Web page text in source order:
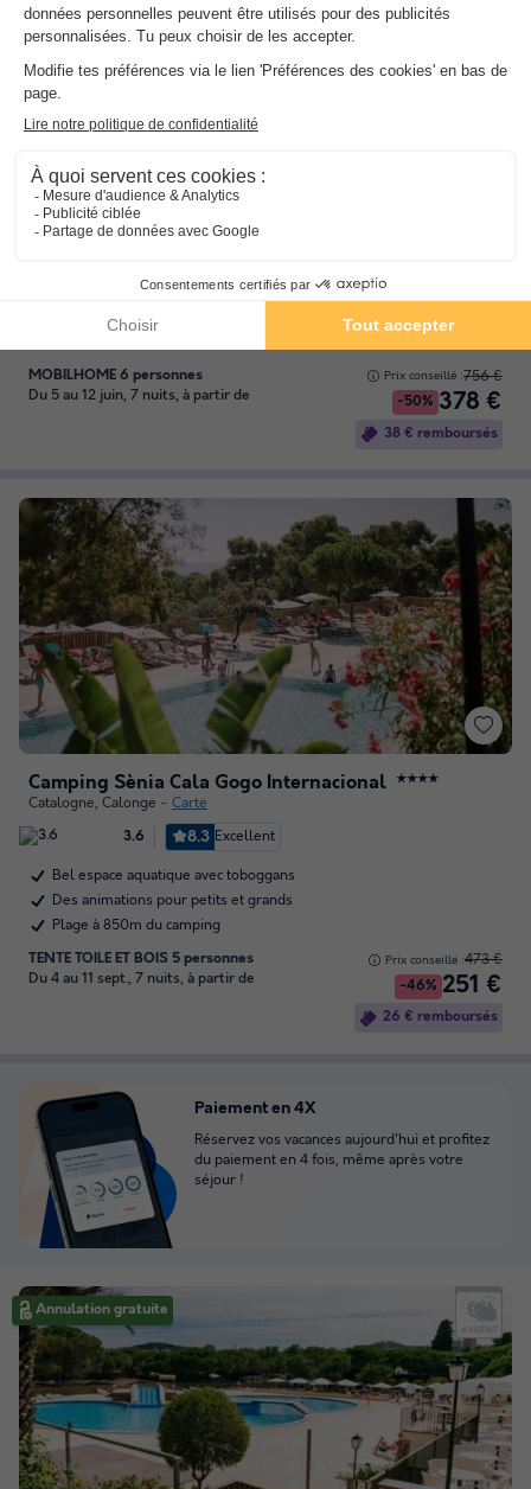
Camping International de Calonge
Catalogne, Calonge
Plage à seulement 200 mètres
Les piscines extérieures
MOBILHOME 6 personnes
Du 5 au 12 juin, 7 nuits, à partir de
Prix conseillé :756 €
-50% 378 €
38 € remboursés
Camping Sènia Cala Gogo Internacional ★★★★
Catalogne, Calonge Carte
3.6 8.3 Excellent
Bel espace aquatique avec toboggans
Des animations pour petits et grands
Plage à 850m du camping
TENTE TOILE ET BOIS 5 personnes
Du 4 au 11 sept., 7 nuits, à partir de
Prix conseillé :473 €
-46% 251 €
26 € remboursés
Annulation gratuite
Paiement en 4X
Réservez vos vacances aujourd'hui et profitez
du paiement en 4 fois, même après votre
séjour !